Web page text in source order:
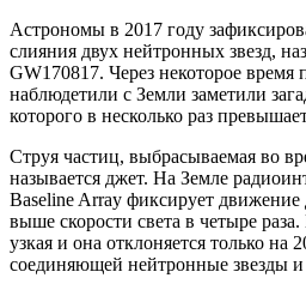
Астрономы в 2017 году
слияния двух нейтронных звезд,
GW170817. Через некоторое время
наблюдетили с Земли заметили
которого в несколько раз
Струя частиц, выбрасываемая во
называется джет. На Земле
Baseline Array фиксирует движение
выше скорости света в четыре
узкая и она отклоняется только на
соединяющей нейтронные звезды